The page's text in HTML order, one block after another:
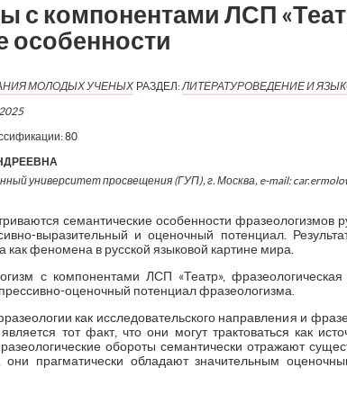
с компонентами ЛСП
особенности
МОЛОДЫХ УЧЕНЫХ РАЗДЕЛ:ЛИТЕРАТУРОВЕДЕНИЕ И
80
университет просвещения (ГУП), г. Москва, e-mail:
семантические особенности фразеологизмов
выразительный и оценочный потенциал.
как феномена в русской языковой картине мира.
с компонентами ЛСП «Театр»,
оценочный потенциал фразеологизма.
как исследовательского направления и
тот факт, что они могут трактоваться как
обороты семантически отражают
они прагматически обладают значительным